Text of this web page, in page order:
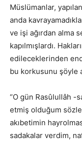
Müslümanlar,
anda
ve işi ağırdan alma
kapılmışlardı.
edileceklerinden
bu korkusunu şöyle
“O gün Rasûlullâh -
etmiş olduğum
akıbetimin
sadakalar verdim,